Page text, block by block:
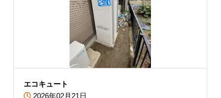
エコキュート
2026年02月21日